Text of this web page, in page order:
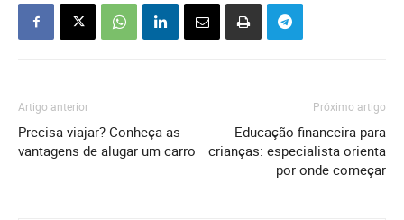
Artigo anterior
Precisa viajar? Conheça as
vantagens de alugar um carro
Próximo artigo
Educação financeira para
crianças: especialista orienta
por onde começar